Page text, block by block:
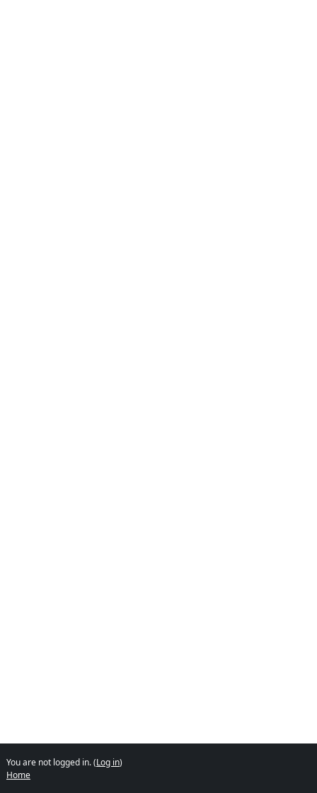
You are not logged in. (Log in)
Home